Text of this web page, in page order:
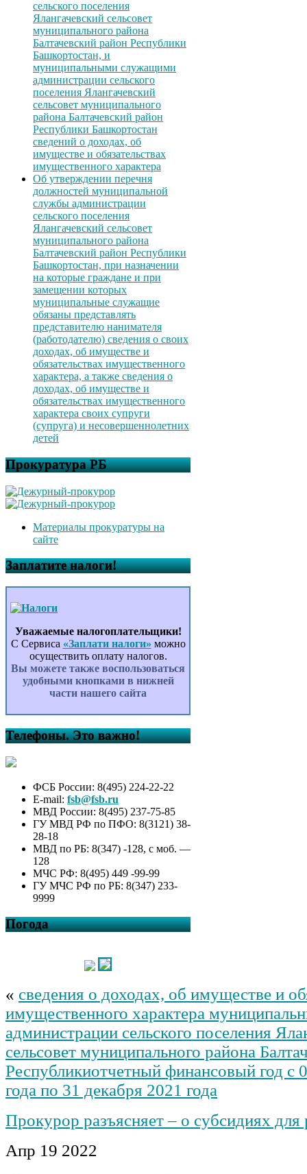
сельского поселения
Ялангачевский сельсовет
муниципального района
Балтачевский район Республики
Башкортостан, и
муниципальными служащими
администрации сельского
поселения Ялангачевский
сельсовет муниципального
района Балтачевский район
Республики Башкортостан
сведений о доходах, об
имуществе и обязательствах
имущественного характера
Об утверждении перечня
должностей муниципальной
службы администрации
сельского поселения
Ялангачевский сельсовет
муниципального района
Балтачевский район Республики
Башкортостан, при назначении
на которые граждане и при
замещении которых
муниципальные служащие
обязаны представлять
представителю нанимателя
(работодателю) сведения о своих
доходах, об имуществе и
обязательствах имущественного
характера, а также сведения о
доходах, об имуществе и
обязательствах имущественного
характера своих супруги
(супруга) и несовершеннолетних
детей
Прокуратура РБ
Материалы прокуратуры на
сайте
Заплатите налоги!
Уважаемые налогоплательщики!
С Сервиса «Заплати налоги» можно
осуществить оплату налогов.
Вы можете также воспользоваться
удобными кнопками в нижней
части нашего сайта
Телефоны. Это важно!
ФСБ России: 8(495) 224-22-22
E-mail: fsb@fsb.ru
МВД России: 8(495) 237-75-85
ГУ МВД РФ по ПФО: 8(3121) 38-
28-18
МВД по РБ: 8(347) -128, с моб. —
128
МЧС РФ: 8(495) 449 -99-99
ГУ МЧС РФ по РБ: 8(347) 233-
9999
Погода
« сведения о доходах, об имуществе и
имущественного характера
администрации сельского поселения
сельсовет муниципального района
Республикиотчетный финансовый год с
года по 31 декабря 2021 года
Прокурор разъясняет – о субсидиях для
Апр 19 2022